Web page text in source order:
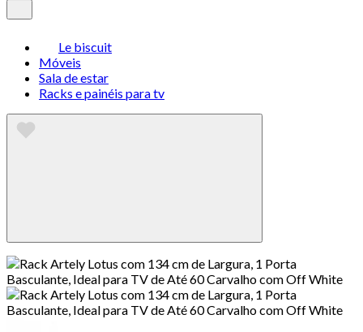
Le biscuit
Móveis
Sala de estar
Racks e painéis para tv